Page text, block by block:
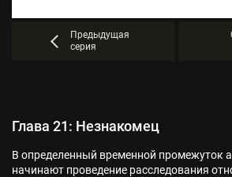
Предыдущая
серия
Глава 21: Незнакомец
В определенный временной промежуток
начинают проведение расследования